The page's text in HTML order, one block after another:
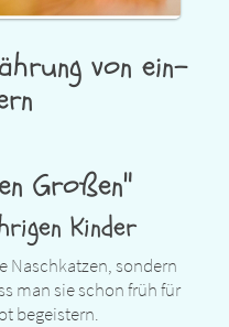
von ein-
Großen"
Kinder
Naschkatzen, sondern
man sie schon früh für
begeistern.